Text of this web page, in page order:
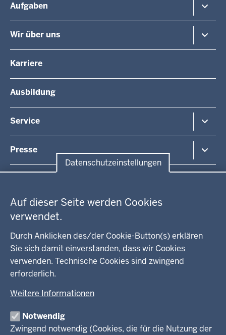
Datenschutzeinstellungen
Auf dieser Seite werden Cookies
verwendet.
Durch Anklicken des/der Cookie-Button(s) erklären
Sie sich damit einverstanden, dass wir Cookies
verwenden. Technische Cookies sind zwingend
erforderlich.
Weitere Informationen
Notwendig
Zwingend notwendig (Cookies, die für die Nutzung der
in
der
Fußzeile
Aufgaben
Gesundheit und Soziales
Umwelt und Naturschutz
Arbeitsschutz
Fördermittel
Wir über uns
Organisationsstruktur
Unsere Aufgaben
Integration
Karriere
Ausbildung
Service
Presse
Pressemitteilung suchen
WEITERE LINKS
Kreis Lippe
Kreis Paderborn
Kreis Minden-Lübbecke